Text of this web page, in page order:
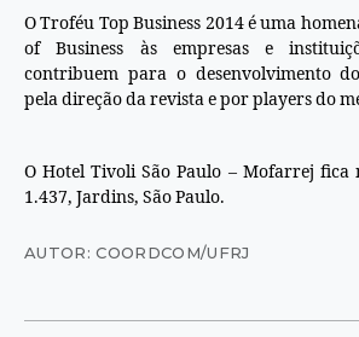
O Troféu Top Business 2014 é uma
of Business às empresas e
contribuem para o desenvolvimento
pela direção da revista e por players do
O Hotel Tivoli São Paulo – Mofarrej fica
1.437, Jardins, São Paulo.
AUTOR: COORDCOM/UFRJ